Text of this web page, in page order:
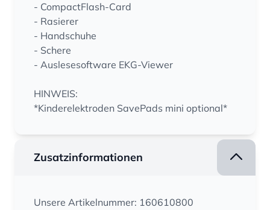
- CompactFlash-Card
- Rasierer
- Handschuhe
- Schere
- Auslesesoftware EKG-Viewer
HINWEIS:
*Kinderelektroden SavePads mini optional*
Zusatzinformationen
Unsere Artikelnummer: 160610800